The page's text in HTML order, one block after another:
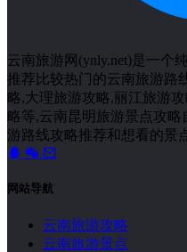
云南旅游网(ynly.net)是一个
推荐比较热门的云南旅游路
略,大理旅游攻略,丽江旅游
略等,云南昆明旅游景点攻
游路线攻略推荐和想看的景
网站导航
云南旅游攻略
云南旅游景点